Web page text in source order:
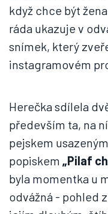
když chce být
ráda ukazuje v
snímek, který
instagramovém
Herečka sdílela
především ta, na
pejskem
popiskem „Pilaf
byla momentka u
odvážná - pohled